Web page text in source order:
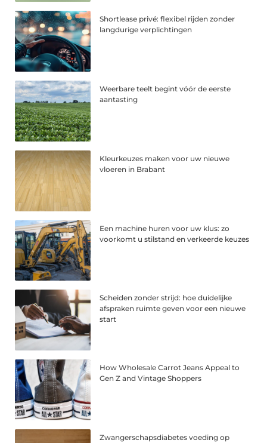
Shortlease privé: flexibel rijden zonder
langdurige verplichtingen
Weerbare teelt begint vóór de eerste
aantasting
Kleurkeuzes maken voor uw nieuwe
vloeren in Brabant
Een machine huren voor uw klus: zo
voorkomt u stilstand en verkeerde keuzes
Scheiden zonder strijd: hoe duidelijke
afspraken ruimte geven voor een nieuwe
start
How Wholesale Carrot Jeans Appeal to
Gen Z and Vintage Shoppers
Zwangerschapsdiabetes voeding op